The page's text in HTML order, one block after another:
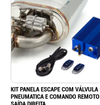
KIT PANELA ESCAPE COM VÁLVULA
PNEUMATICA E COMANDO REMOTO